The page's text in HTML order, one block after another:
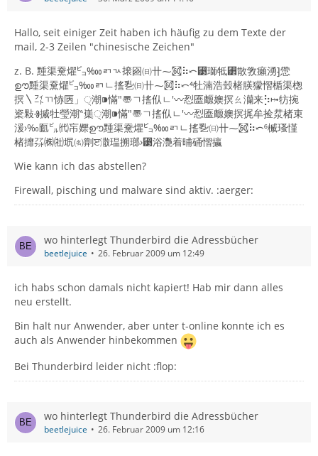
Hallo, seit einiger Zeit haben ich häufig zu dem Texte der
mail, 2-3 Zeilen "chinesische Zeichen"
z. B. 䵯渠䵡爠㌰‱ㄺㄳ㨰㘠㈰〹⁓㉍⠷⤺⁳瑡牴⁲散敩癩湧⁆慸
ഊ䵯渠䵡爠㌰‱ㄺㄴ㨱㐠㈰〹⁓㉍⠷⤺⁴牡湳浩瑴楮朠獴慴楯渠楤
㨠〵㌳ㄲ㤸㔷」੍潮⁍慲″〠ㄱ㨱㐺ㄴ′〰㤠匲䴨㜩㨠ㄠ灡来⡳⤠牥捥
楶敤Ⱐ摵牡瑩潮‶㠍੍潮⁍慲″〠ㄱ㨱㐺ㄴ′〰㤠匲䴨㜩㨠捤牟捡汬楮束
湲›‰㔳㌱㈹㠵㜰ഊ䵯渠䵡爠㌰‱ㄺㄴ㨱㐠㈰〹⁓㉍⠷⤺⁶楲瑵慬⁬
楮攠㌲㈱㈳㘲㈴㔍ੲ潵瑥搠瑯›⁳浴灧着晡硧慴攍
Wie kann ich das abstellen?
Firewall, pisching und malware sind aktiv. :aerger:
wo hinterlegt Thunderbird die Adressbücher
beetlejuice 26. Februar 2009 um 12:49
ich habs schon damals nicht kapiert! Hab mir dann alles
neu erstellt.
Bin halt nur Anwender, aber unter t-online konnte ich es
auch als Anwender hinbekommen
Bei Thunderbird leider nicht :flop:
wo hinterlegt Thunderbird die Adressbücher
beetlejuice 26. Februar 2009 um 12:16